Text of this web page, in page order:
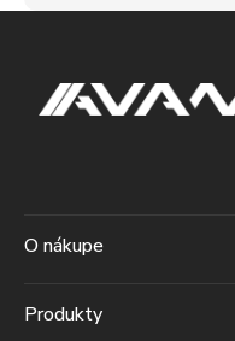
O nákupe
Produkty